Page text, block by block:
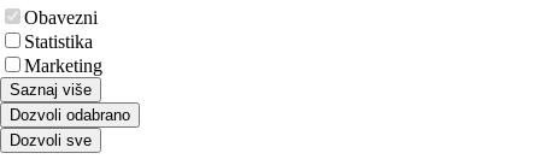
Obavezni
Statistika
Marketing
Saznaj više
Dozvoli odabrano
Dozvoli sve